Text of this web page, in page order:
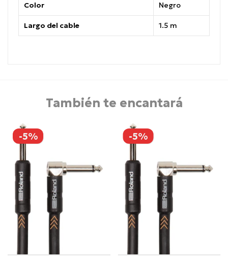
Color Negro
Largo del cable 1.5 m
También te encantará
-5% -5%